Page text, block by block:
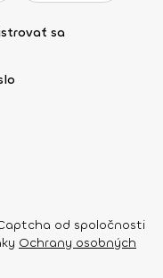
sa
od spoločnosti
Ochrany osobných